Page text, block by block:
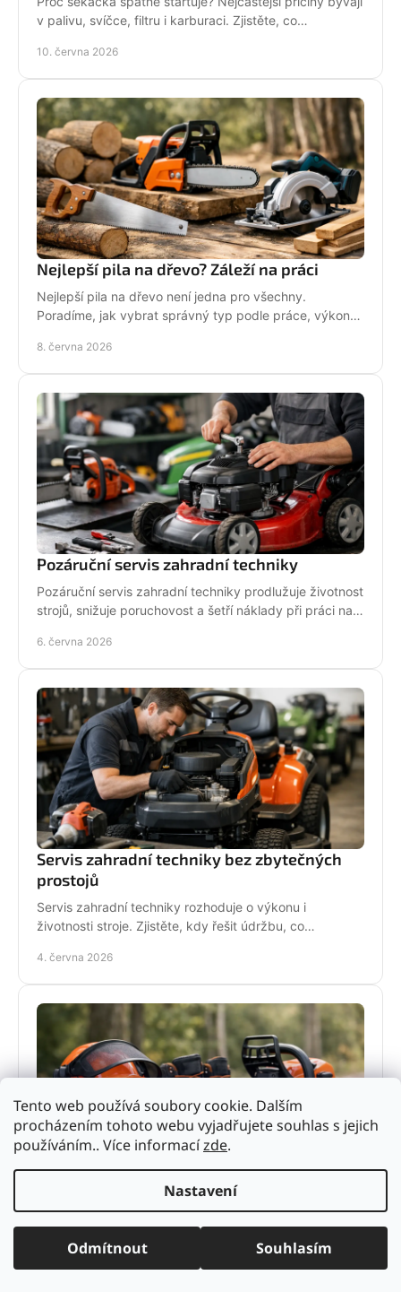
Tento web používá soubory cookie. Dalším
procházením tohoto webu vyjadřujete souhlas s jejich
používáním.. Více informacízde.
Nastavení
Odmítnout Souhlasím
v palivu, svíčce, filtru i karburaci. Zjistěte, co
10. června 2026
Nejlepší pila na dřevo? Záleží na práci
Nejlepší pila na dřevo není jedna pro všechny.
Poradíme, jak vybrat správný typ podle práce, výkonu,
8. června 2026
Pozáruční servis zahradní techniky
Pozáruční servis zahradní techniky prodlužuje životnost
strojů, snižuje poruchovost a šetří náklady při práci na
6. června 2026
Servis zahradní techniky bez zbytečných
prostojů
Servis zahradní techniky rozhoduje o výkonu i
životnosti stroje. Zjistěte, kdy řešit údržbu, co
4. června 2026
Ochranné pomůcky pro práci s pilou
Ochranné pomůcky pro práci s pilou výrazně snižují
pravidelnou práci v terénu.
2. června 2026